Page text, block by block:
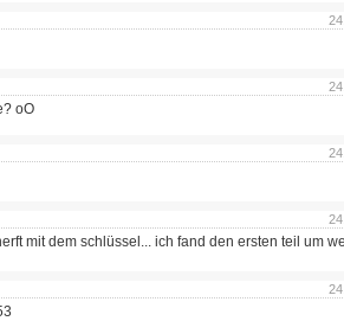
oO
mit dem schlüssel... ich fand den ersten teil um